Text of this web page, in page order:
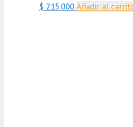
$ 215.000 Añadir al